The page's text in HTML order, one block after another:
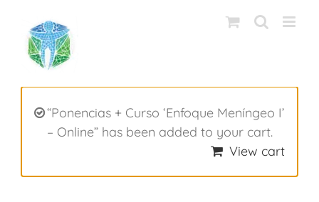
contenido
“Ponencias + Curso ‘Enfoque Meníngeo I’
– Online” has been added to your cart.
View cart